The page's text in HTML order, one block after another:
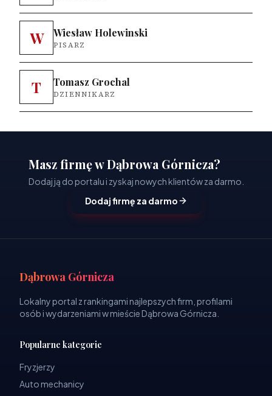
W Wiesław Holewinski
PISARZ
T Tomasz Grochal
DZIENNIKARZ
Masz firmę w Dąbrowa Górnicza?
Dodaj ją do portalu i zyskaj nowych klientów za darmo.
Dodaj firmę za darmo
Dąbrowa Górnicza
Lokalny portal z rankingami najlepszych firm, profilami
osób i wydarzeniami w mieście Dąbrowa Górnicza.
Popularne kategorie
Fryzjerzy
Auto mechanicy